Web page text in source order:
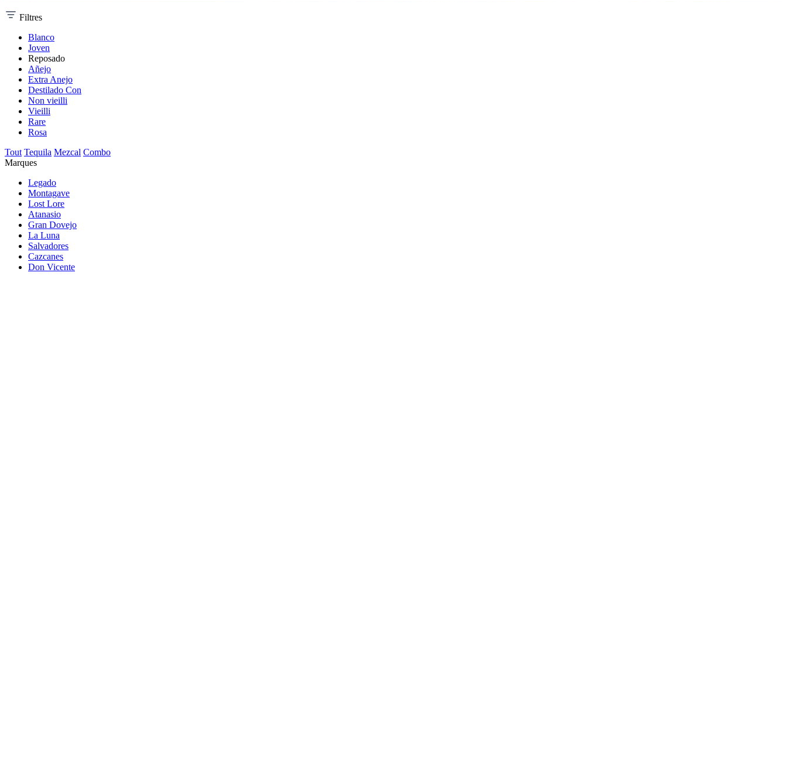
Filtres
Blanco
Joven
Reposado
Añejo
Extra Anejo
Destilado Con
Non vieilli
Vieilli
Rare
Rosa
Tout Tequila Mezcal Combo
Marques
Legado
Montagave
Lost Lore
Atanasio
Gran Dovejo
La Luna
Salvadores
Cazcanes
Don Vicente